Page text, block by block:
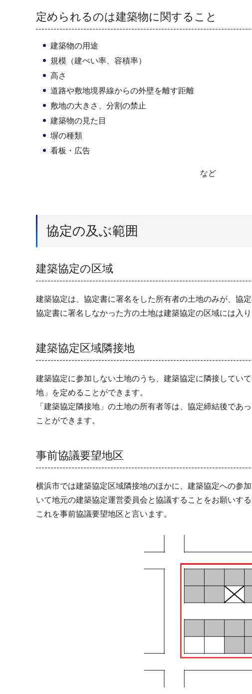
定められるのは建築物に関すること
建築物の用途
規模（建ぺい率、容積率）
高さ
道路や敷地境界線からの外壁を離す距離
敷地の大きさ、分割の禁止
建築物の見た目
塀の種類
看板・広告
など
協定の及ぶ範囲
建築協定の区域
建築協定は、協定書に署名をした所有者の土地のみが、協
協定書に署名しなかった方の土地は建築協定の区域には入り
建築協定区域隣接地
建築協定に参加しない土地のうち、建築協定に隣接してい
地」を定めることができます。
「建築協定隣接地」の土地の所有者等は、協定締結後で
ことができます。
事前協議要望地区
横浜市では建築協定区域隣接地のほかに、建築協定への参
いて地元の建築協定運営委員会と協議することをお願いす
これを事前協議要望地区と言います。